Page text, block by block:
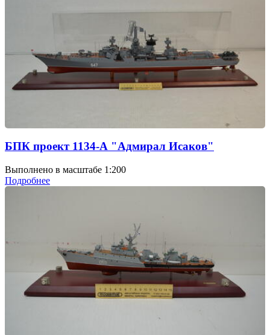
БПК проект 1134-А "Адмирал Исаков"
Выполнено в масштабе 1:200
Подробнее